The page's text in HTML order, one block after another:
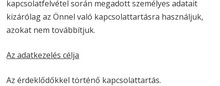
kapcsolatfelvétel során megadott személyes adatait
kizárólag az Önnel való kapcsolattartásra használjuk,
azokat nem továbbítjuk.
Az adatkezelés célja
Az érdeklődőkkel történő kapcsolattartás.